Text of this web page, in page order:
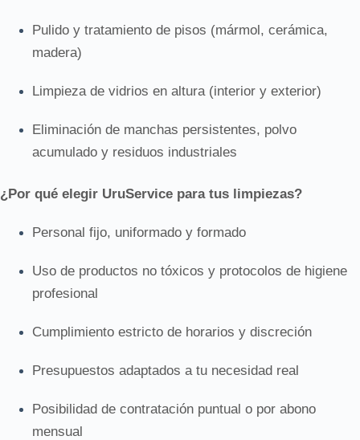
Pulido y tratamiento de pisos (mármol, cerámica,
madera)
Limpieza de vidrios en altura (interior y exterior)
Eliminación de manchas persistentes, polvo
acumulado y residuos industriales
¿Por qué elegir UruService para tus limpiezas?
Personal fijo, uniformado y formado
Uso de productos no tóxicos y protocolos de higiene
profesional
Cumplimiento estricto de horarios y discreción
Presupuestos adaptados a tu necesidad real
Posibilidad de contratación puntual o por abono
mensual